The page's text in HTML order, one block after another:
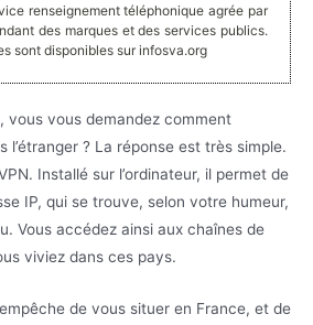
renseignement téléphonique agrée par
des marques et des services publics.
sont disponibles sur infosva.org
vous vous demandez comment
l’étranger ? La réponse est très simple.
Installé sur l’ordinateur, il permet de
IP, qui se trouve, selon votre humeur,
Vous accédez ainsi aux chaînes de
viviez dans ces pays.
de vous situer en France, et de